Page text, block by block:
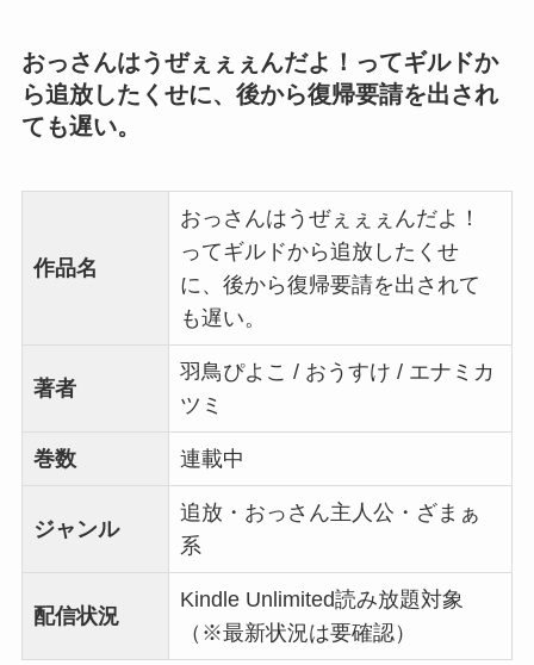
おっさんはうぜぇぇぇんだよ！ってギルドか
ら追放したくせに、後から復帰要請を出され
ても遅い。
作品名
おっさんはうぜぇぇぇんだよ！
ってギルドから追放したくせ
に、後から復帰要請を出されて
も遅い。
著者
羽鳥ぴよこ / おうすけ / エナミカ
ツミ
巻数 連載中
ジャンル
追放・おっさん主人公・ざまぁ
系
配信状況
Kindle Unlimited読み放題対象
（※最新状況は要確認）